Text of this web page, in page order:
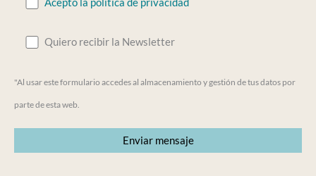
Quiero recibir la Newsletter
"Al usar este formulario accedes al almacenamiento y gestión de tus datos por
parte de esta web.